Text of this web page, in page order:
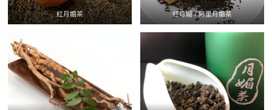
紅月媚茶 紅月媚 / 阿里月媚茶